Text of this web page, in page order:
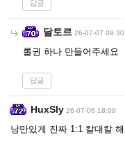
답글
달토르 26-07-07 09:30
롤권 하나 만들어주세요
답글
HuxSly 26-07-06 18:09
낭만있게 진짜 1:1 칼대칼